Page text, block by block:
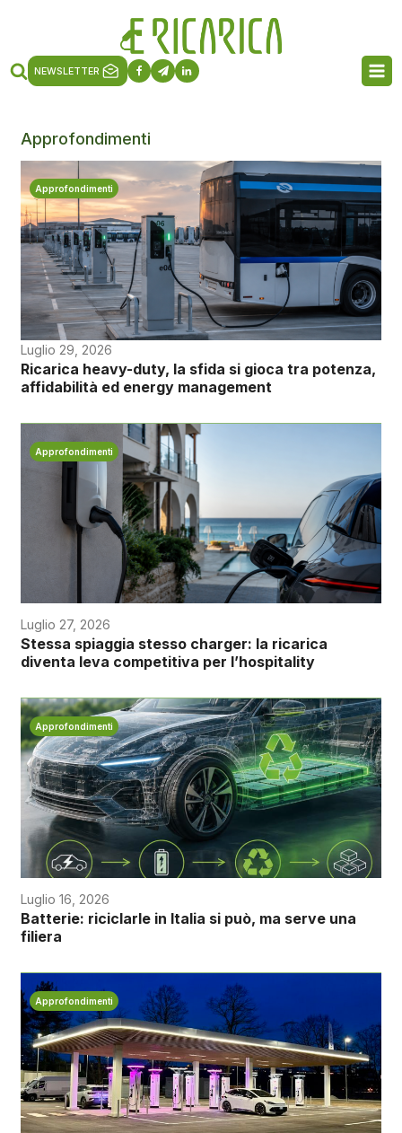
NEWSLETTER
Approfondimenti
Approfondimenti
Luglio 29, 2026
Ricarica heavy-duty, la sfida si gioca tra potenza,
affidabilità ed energy management
Approfondimenti
Luglio 27, 2026
Stessa spiaggia stesso charger: la ricarica
diventa leva competitiva per l’hospitality
Approfondimenti
Luglio 16, 2026
Batterie: riciclarle in Italia si può, ma serve una
filiera
Approfondimenti